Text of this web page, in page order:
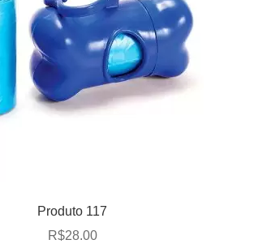
Produto 117
R$28.00